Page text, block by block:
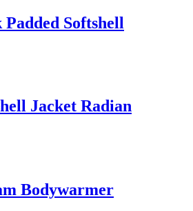
Padded Softshell
Jacket Radian
Bodywarmer